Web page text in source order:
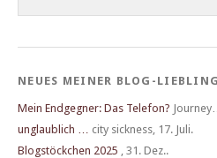
NEUES MEINER BLOG-
Mein Endgegner: Das Telefon?
unglaublich …
city sickness 17. Juli.
Blogstöckchen 2025
31. Dez..